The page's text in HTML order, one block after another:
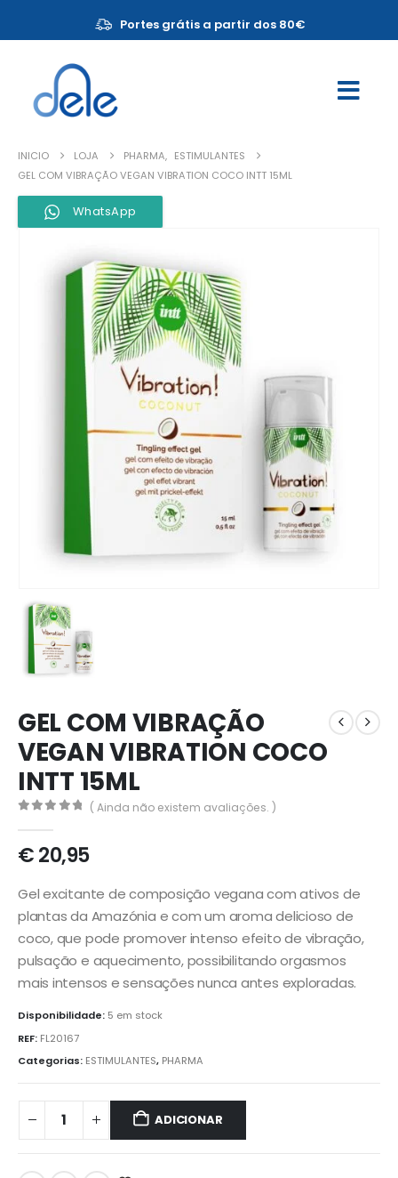
Portes grátis a partir dos 80€
INICIO LOJA PHARMA, ESTIMULANTES
GEL COM VIBRAÇÃO VEGAN VIBRATION COCO INTT 15ML
WhatsApp
GEL COM VIBRAÇÃO
VEGAN VIBRATION COCO
INTT 15ML
( Ainda não existem avaliações. )
€20,95
Gel excitante de composição vegana com ativos de
plantas da Amazónia e com um aroma delicioso de
coco, que pode promover intenso efeito de vibração,
pulsação e aquecimento, possibilitando orgasmos
mais intensos e sensações nunca antes exploradas.
Disponibilidade: 5 em stock
REF: FL20167
Categorias: ESTIMULANTES, PHARMA
ADICIONAR